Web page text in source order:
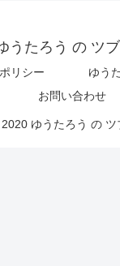
うたろう の ツ
リシー
ゆう
お問い合わせ
ゆうたろう の ツ